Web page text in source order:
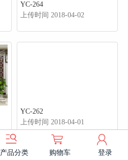

产品分类
㐿
购物车

登录
YC-264
上传时间 2018-04-02
YC-262
上传时间 2018-04-01